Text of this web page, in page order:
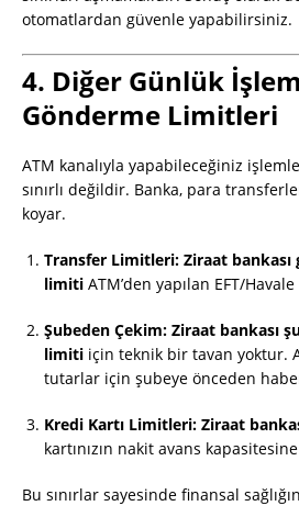
otomatlardan güvenle yapabilirsiniz.
4. Diğer Günlük
Gönderme Limitleri
ATM kanalıyla yapabileceğiniz
sınırlı değildir. Banka, para
koyar.
Transfer Limitleri: Ziraat
limiti ATM’den yapılan EFT/
Şubeden Çekim: Ziraat bankası
limiti için teknik bir tavan yoktur.
tutarlar için şubeye önceden
Kredi Kartı Limitleri: Ziraat
kartınızın nakit avans
Bu sınırlar sayesinde finansal